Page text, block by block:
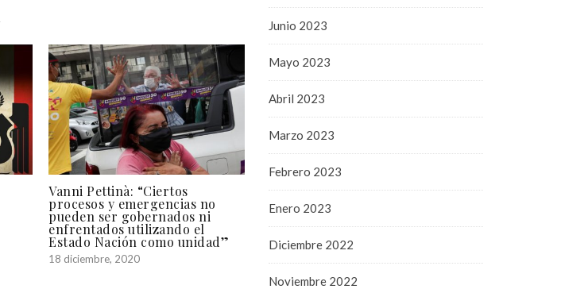
Vanni Pettinà: “Ciertos
procesos y emergencias no
pueden ser gobernados ni
enfrentados utilizando el
Estado Nación como unidad”
18 diciembre, 2020
Junio 2023
Mayo 2023
Abril 2023
Marzo 2023
Febrero 2023
Enero 2023
Diciembre 2022
Noviembre 2022